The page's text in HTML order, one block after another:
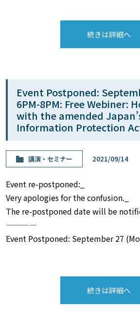
続きは詳細へ
Event Postponed:
6PM-8PM: Free Webiner:
with the amended
Information Protection
講演・セミナー 2021/09/14
Event re-postponed:_
Very apologies for the confusion._
The re-postponed date will be
————
Event Postponed: September 27
続きは詳細へ